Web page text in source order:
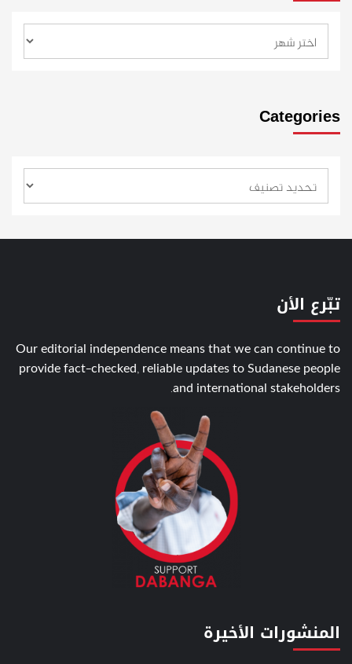
Categories
تبّرع الأن
Our editorial independence means that we can continue to
provide fact-checked, reliable updates to Sudanese people
and international stakeholders.
المنشورات الأخيرة